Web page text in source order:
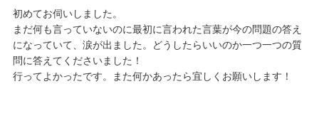
初めてお伺いしました。
まだ何も言っていないのに最初に言われた言葉が今の問題の答え
になっていて、涙が出ました。どうしたらいいのか一つ一つの質
問に答えてくださいました！
行ってよかったです。また何かあったら宜しくお願いします！